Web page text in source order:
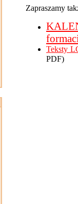
Zapraszamy
Teksty
PDF)